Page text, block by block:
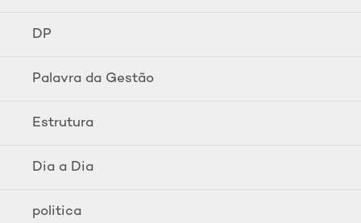
DP
Palavra da Gestão
Estrutura
Dia a Dia
politica